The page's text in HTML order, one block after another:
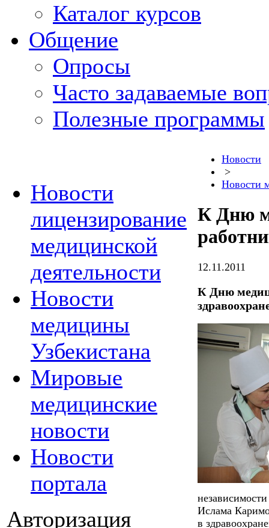
Каталог курсов
Общение
Опросы
Часто задаваемые
Полезные программы
Новости
лицензирование
медицинской
деятельности
Новости
медицины
Узбекистана
Мировые
медицинские
новости
Новости
портала
Авторизация
Новости
>
Новости
К Дню
12.11.2011
К Дню
Ислама
в